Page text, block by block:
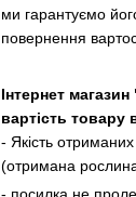
ми гарантуємо
повернення
Інтернет
вартість
- Якість
(отримана